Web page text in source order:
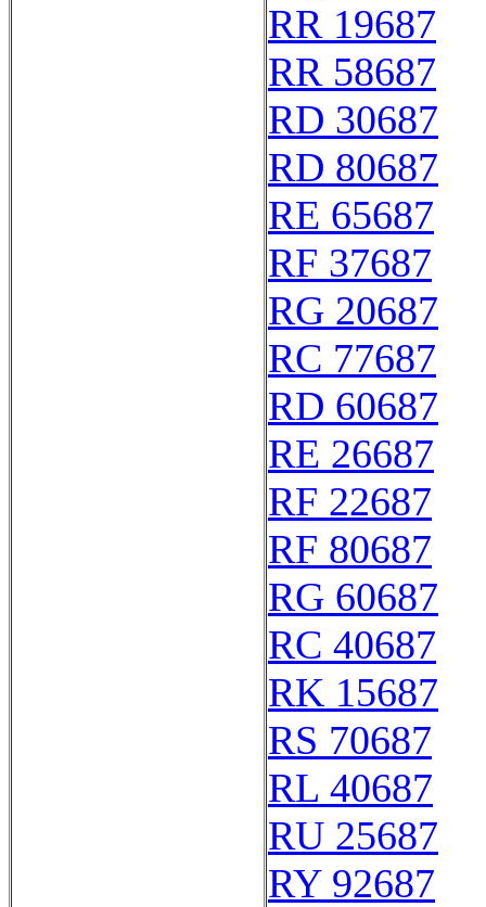
RR 19687
RR 58687
RD 30687
RD 80687
RE 65687
RF 37687
RG 20687
RC 77687
RD 60687
RE 26687
RF 22687
RF 80687
RG 60687
RC 40687
RK 15687
RS 70687
RL 40687
RU 25687
RY 92687